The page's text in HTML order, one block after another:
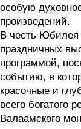
особую
произведений.
В честь Юбилея
праздничных
программой,
событию, в
красочные и
всего богатого
Валаамского